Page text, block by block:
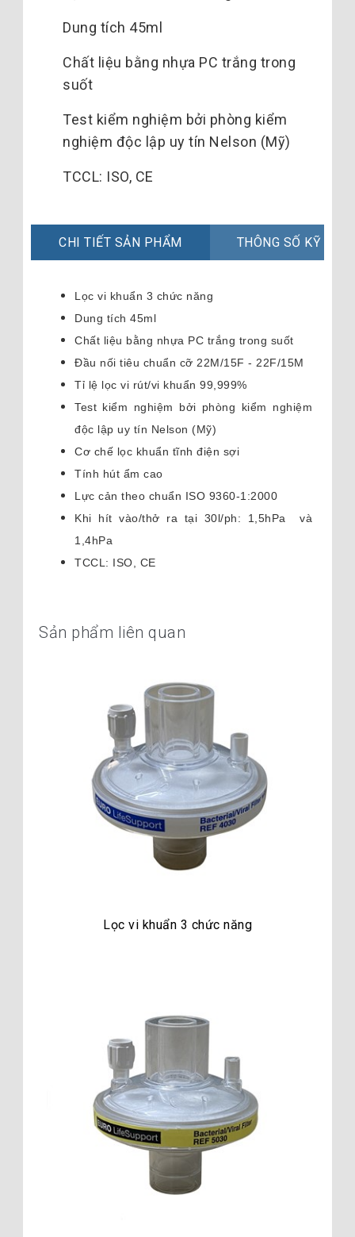
Dung tích 45ml
Chất liệu bằng nhựa PC trắng trong
suốt
Test kiểm nghiệm bởi phòng kiểm
nghiệm độc lập uy tín Nelson (Mỹ)
TCCL: ISO, CE
CHI TIẾT SẢN PHẨM THÔNG SỐ KỸ
Lọc vi khuẩn 3 chức năng
Dung tích 45ml
Chất liệu bằng nhựa PC trắng trong suốt
Đầu nối tiêu chuẩn cỡ 22M/15F - 22F/15M
Tỉ lệ lọc vi rút/vi khuẩn 99,999%
Test kiểm nghiệm bởi phòng kiểm nghiệm
độc lập uy tín Nelson (Mỹ)
Cơ chế lọc khuẩn tĩnh điện sợi
Tính hút ẩm cao
Lực cản theo chuẩn ISO 9360-1:2000
Khi hít vào/thở ra tại 30l/ph: 1,5hPa và
1,4hPa
TCCL: ISO, CE
Sản phẩm liên quan
Lọc vi khuẩn 3 chức năng